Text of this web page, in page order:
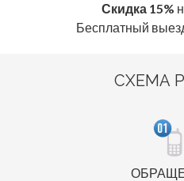
Скидка 15%
Бесплатный
СХЕМА